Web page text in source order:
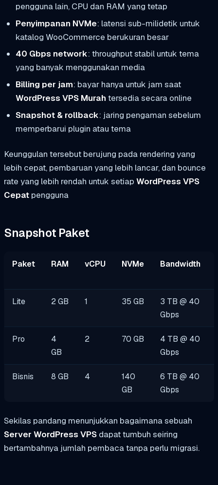
pengguna lain, CPU dan RAM yang tetap
Penyimpanan NVMe: latensi sub-milidetik untuk
katalog WooCommerce berukuran besar
40 Gbps network: throughput stabil untuk tema
yang banyak menggunakan media
Billing per jam: bayar hanya untuk jam saat
WordPress VPS Murah tersedia secara online
Snapshot & rollback: jaring pengaman sebelum
memperbarui plugin atau tema
Keunggulan tersebut berujung pada rendering yang
lebih cepat, pembaruan yang lebih lancar, dan bounce
rate yang lebih rendah untuk setiap WordPress VPS
Cepat pengguna
Snapshot Paket
Paket RAM vCPU NVMe Bandwidth
Lite 2 GB 1 35 GB
3 TB @ 40
Gbps
Pro
4
GB
2 70 GB
4 TB @ 40
Gbps
Bisnis 8 GB 4
140
GB
6 TB @ 40
Gbps
Sekilas pandang menunjukkan bagaimana sebuah
Server WordPress VPS dapat tumbuh seiring
bertambahnya jumlah pembaca tanpa perlu migrasi.